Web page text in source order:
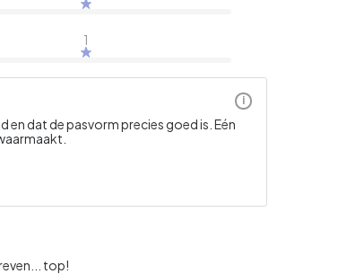
1
dat de pasvorm precies goed is. Eén
i
top!